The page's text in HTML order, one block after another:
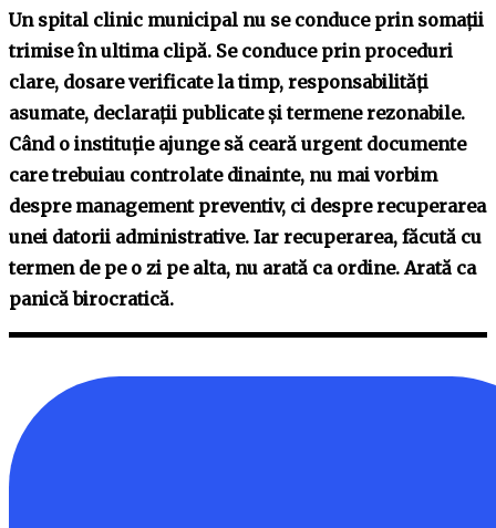
Un spital clinic municipal nu se conduce prin somații
trimise în ultima clipă. Se conduce prin proceduri
clare, dosare verificate la timp, responsabilități
asumate, declarații publicate și termene rezonabile.
Când o instituție ajunge să ceară urgent documente
care trebuiau controlate dinainte, nu mai vorbim
despre management preventiv, ci despre recuperarea
unei datorii administrative. Iar recuperarea, făcută cu
termen de pe o zi pe alta, nu arată ca ordine. Arată ca
panică birocratică.